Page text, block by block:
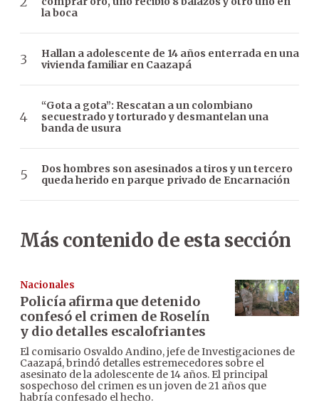
la boca
Hallan a adolescente de 14 años enterrada en una
vivienda familiar en Caazapá
“Gota a gota”: Rescatan a un colombiano
secuestrado y torturado y desmantelan una
banda de usura
Dos hombres son asesinados a tiros y un tercero
queda herido en parque privado de Encarnación
Más contenido de esta sección
Nacionales
Policía afirma que detenido
confesó el crimen de Roselín
y dio detalles escalofriantes
El comisario Osvaldo Andino, jefe de Investigaciones de
Caazapá, brindó detalles estremecedores sobre el
asesinato de la adolescente de 14 años. El principal
sospechoso del crimen es un joven de 21 años que
habría confesado el hecho.